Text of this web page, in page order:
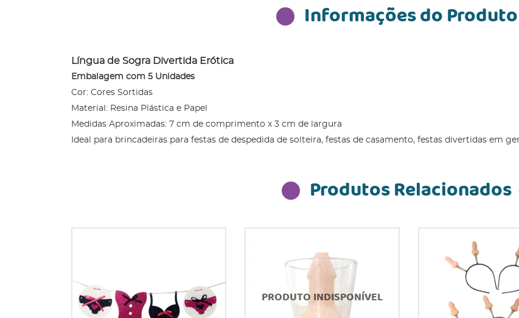
Informações do Produto
Língua de Sogra Divertida Erótica
Embalagem com 5 Unidades
Cor: Cores Sortidas
Material: Resina Plástica e Papel
Medidas Aproximadas: 7 cm de comprimento x 3 cm de largura
Ideal para brincadeiras para festas de despedida de solteira, festas de casamento, festas divertidas em
Produtos Relacionados